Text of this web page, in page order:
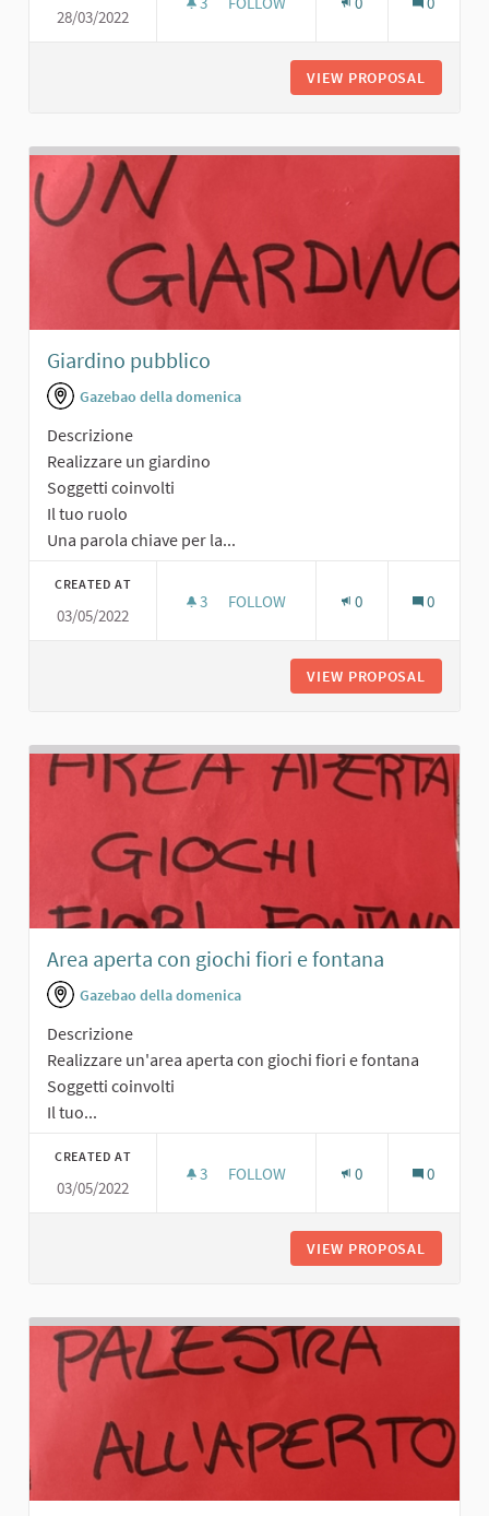
28/03/2022
VIEW PROPOSAL
Giardino pubblico
Gazebao della domenica
Descrizione
Realizzare un giardino
Soggetti coinvolti
Il tuo ruolo
Una parola chiave per la...
CREATED AT
03/05/2022
3 3 FOLLOWERS
FOLLOW 0 0
VIEW PROPOSAL
Area aperta con giochi fiori e fontana
Gazebao della domenica
Descrizione
Realizzare un'area aperta con giochi fiori e fontana
Soggetti coinvolti
Il tuo...
CREATED AT
03/05/2022
3 3 FOLLOWERS
FOLLOW 0 0
VIEW PROPOSAL